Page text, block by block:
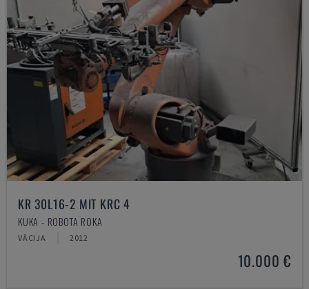
KR 30L16-2 MIT KRC 4
KUKA - ROBOTA ROKA
VĀCIJA 2012
10.000 €